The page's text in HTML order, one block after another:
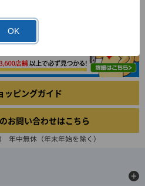
ッピングガイド
お問い合わせはこちら
年中無休（年末年始を除く）
OK